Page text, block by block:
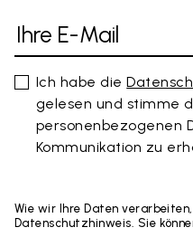
Ich habe die
gelesen und stimme
personenbezogenen
Kommunikation zu
Wie wir Ihre Daten
Datenschutzhinweis. Sie